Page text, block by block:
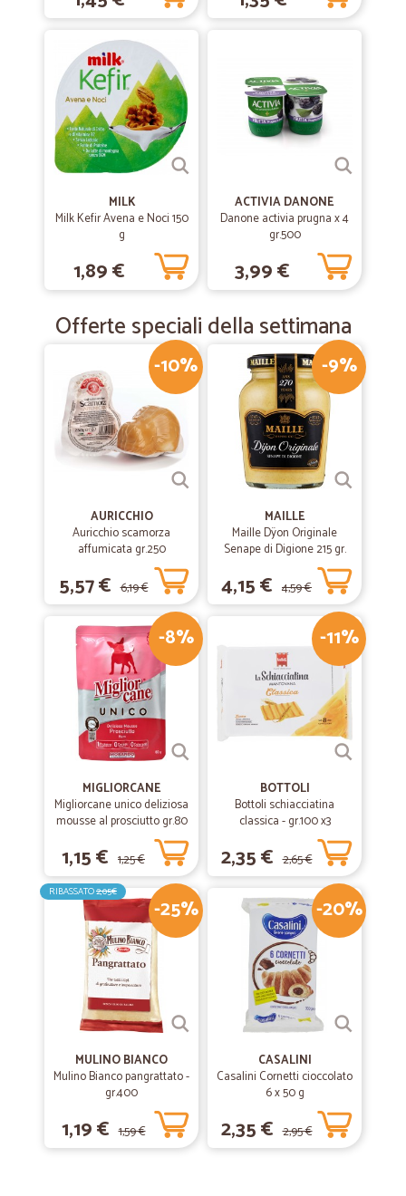
MILK
Milk Kefir Avena e Noci 150
g
1,89 €
ACTIVIA DANONE
Danone activia prugna x 4
gr.500
3,99 €
Offerte speciali della settimana
-10%
AURICCHIO
Auricchio scamorza
affumicata gr.250
5,57 € 6,19 €
-9%
MAILLE
Maille Dÿon Originale
Senape di Digione 215 gr.
4,15 € 4,59 €
-8%
MIGLIORCANE
Migliorcane unico deliziosa
mousse al prosciutto gr.80
1,15 € 1,25 €
-11%
BOTTOLI
Bottoli schiacciatina
classica - gr.100 x3
2,35 € 2,65 €
-25%
RIBASSATO2,05€
MULINO BIANCO
Mulino Bianco pangrattato -
gr.400
1,19 € 1,59 €
-20%
CASALINI
Casalini Cornetti cioccolato
6 x 50 g
2,35 € 2,95 €